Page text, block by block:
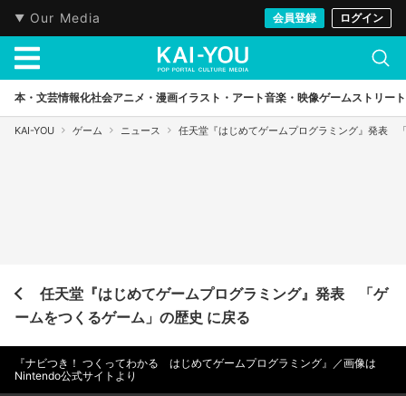
Our Media 会員登録 ログイン
本・文芸情報化社会アニメ・漫画イラスト・アート音楽・映像ゲームストリート
KAI-YOU ゲーム ニュース 任天堂『はじめてゲームプログラミング』発表
任天堂『はじめてゲームプログラミング』発表 「ゲ
ームをつくるゲーム」の歴史 に戻る
『ナビつき！ つくってわかる はじめてゲームプログラミング』／画像は
Nintendo公式サイトより